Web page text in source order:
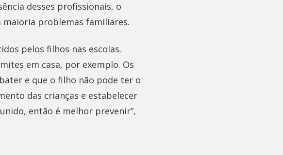
desses profissionais, o
maioria problemas familiares.
pelos filhos nas escolas.
em casa, por exemplo. Os
e que o filho não pode ter o
das crianças e estabelecer
então é melhor prevenir”,